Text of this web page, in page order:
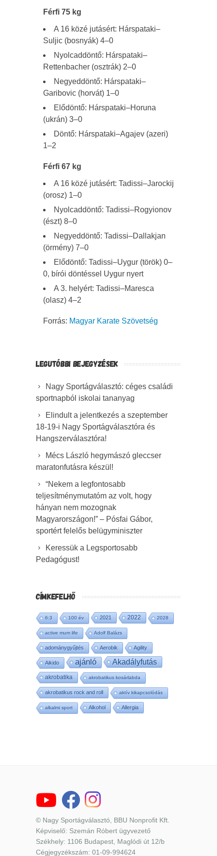
Férfi 75 kg
A 16 közé jutásért: Hárspataki–
Suljic (bosnyák) 4–0
Nyolcaddöntő: Hárspataki–
Rettenbacher (osztrák) 2–0
Negyeddöntő: Hárspataki–
Garibovic (horvát) 1–0
Elődöntő: Hárspataki–Horuna
(ukrán) 3–0
Döntő: Hárspataki–Agajev (azeri)
1–2
Férfi 67 kg
A 16 közé jutásért: Tadissi–Jarockij
(orosz) 1–0
Nyolcaddöntő: Tadissi–Rogyionov
(észt) 8–0
Negyeddöntő: Tadissi–Dallakjan
(örmény) 7–0
Elődöntő: Tadissi–Uygur (török) 0–
0, bírói döntéssel Uygur nyert
A 3. helyért: Tadissi–Maresca
(olasz) 4–2
Forrás: Magyar Karate Szövetség
LEGUTÓBBI BEJEGYZÉSEK
Nagy Sportágválasztó: céges családi
sportnapból iskolai tananyag
Elindult a jelentkezés a szeptember
18-19-i Nagy Sportágválasztóra és
Hangszerválasztóra!
Mécs László hegymászó gleccser
maratonfutásra készül!
“Nekem a legfontosabb
teljesítménymutatóm az volt, hogy
hányan nem mozognak
Magyarországon!” – Pósfai Gábor,
sportért felelős belügyminiszter
Keressük a Legsportosabb
Pedagógust!
CÍMKEFELHŐ
6:3 100 év 2021 2022 2028
active mum life Adolf Balázs
adománygyűjtés Aerobik Agility
Aikido ajánló Akadályfutás
akrobatika akrobatikus kosárlabda
akrobatikus rock and roll aktív kikapcsolódás
alkalmi sport Alkohol Allergia
© Nagy Sportágválasztó, BBU Nonprofit Kft.
Képviselő: Szemán Róbert ügyvezető
Székhely: 1106 Budapest, Maglódi út 12/b
Cégjegyzékszám: 01-09-994624